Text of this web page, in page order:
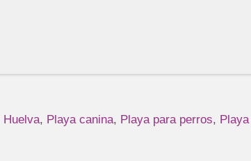
Huelva, Playa canina, Playa para perros,